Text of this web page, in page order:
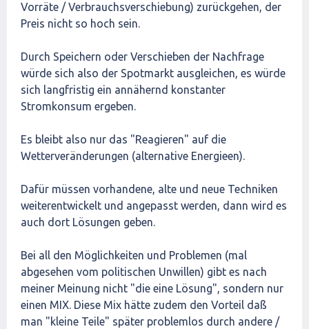
Vorräte / Verbrauchsverschiebung) zurückgehen, der
Preis nicht so hoch sein.
Durch Speichern oder Verschieben der Nachfrage
würde sich also der Spotmarkt ausgleichen, es würde
sich langfristig ein annähernd konstanter
Stromkonsum ergeben.
Es bleibt also nur das "Reagieren" auf die
Wetterveränderungen (alternative Energieen).
Dafür müssen vorhandene, alte und neue Techniken
weiterentwickelt und angepasst werden, dann wird es
auch dort Lösungen geben.
Bei all den Möglichkeiten und Problemen (mal
abgesehen vom politischen Unwillen) gibt es nach
meiner Meinung nicht "die eine Lösung", sondern nur
einen MIX. Diese Mix hätte zudem den Vorteil daß
man "kleine Teile" später problemlos durch andere /